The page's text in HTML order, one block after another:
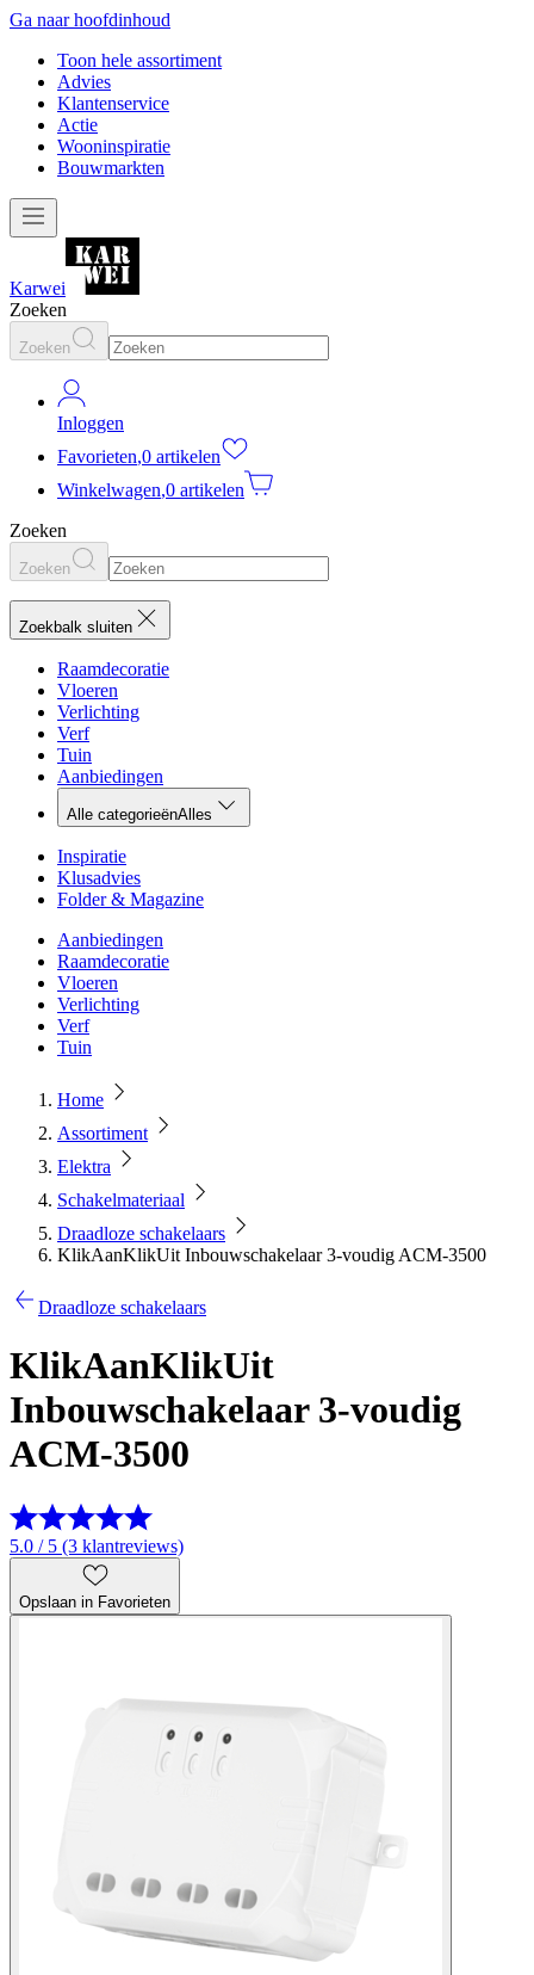
Ga naar hoofdinhoud
Toon hele assortiment
Advies
Klantenservice
Actie
Wooninspiratie
Bouwmarkten
Karwei
Zoeken
Zoeken
Inloggen
Favorieten,0 artikelen
Winkelwagen,0 artikelen
Zoeken
Zoeken
Zoekbalk sluiten
Raamdecoratie
Vloeren
Verlichting
Verf
Tuin
Aanbiedingen
Alle categorieënAlles
Inspiratie
Klusadvies
Folder & Magazine
Aanbiedingen
Raamdecoratie
Vloeren
Verlichting
Verf
Tuin
Home
Assortiment
Elektra
Schakelmateriaal
Draadloze schakelaars
KlikAanKlikUit Inbouwschakelaar 3-voudig ACM-3500
Draadloze schakelaars
KlikAanKlikUit
Inbouwschakelaar 3-voudig
ACM-3500
5.0 / 5 (3 klantreviews)
Opslaan in Favorieten